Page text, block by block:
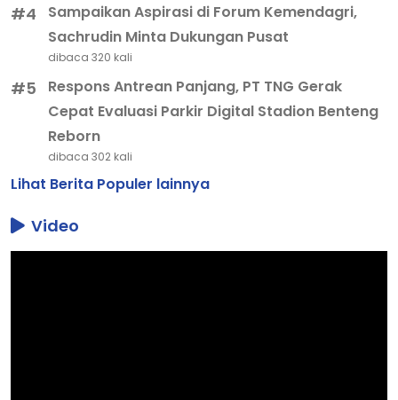
#4
Sampaikan Aspirasi di Forum Kemendagri,
Sachrudin Minta Dukungan Pusat
dibaca 320 kali
#5
Respons Antrean Panjang, PT TNG Gerak
Cepat Evaluasi Parkir Digital Stadion Benteng
Reborn
dibaca 302 kali
Lihat Berita Populer lainnya
Video